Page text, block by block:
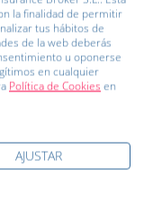
de los
de
tener un
extra o
la finalidad de permitir
tus hábitos de
de la web deberás
u oponerse
en cualquier
Política de Cookies en
AJUSTAR